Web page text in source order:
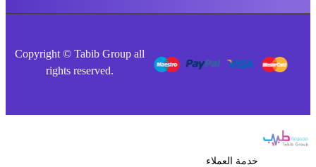
Copyright © Tabib Group all
rights reserved.
خدمة العملاء